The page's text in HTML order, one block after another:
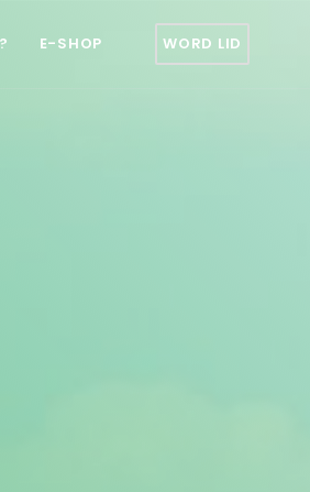
E-SHOP WORD LID